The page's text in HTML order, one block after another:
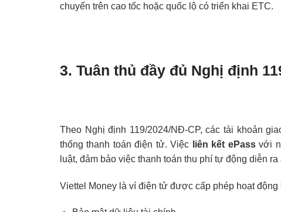
chuyển trên cao tốc hoặc quốc lộ có triển khai ETC.
3. Tuân thủ đầy đủ Nghị định
Theo Nghị định 119/2024/NĐ-CP, các tài khoản
thống thanh toán điện tử. Việc
liên kết ePassvới
luật, đảm bảo việc thanh toán thu phí tự động diễn
Viettel Money là ví điện tử được cấp phép hoạt